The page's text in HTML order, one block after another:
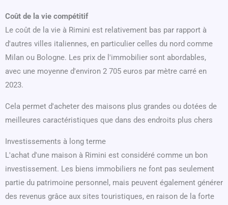
Coût de la vie compétitif
Le coût de la vie à Rimini est relativement bas par rapport à
d'autres villes italiennes, en particulier celles du nord comme
Milan ou Bologne. Les prix de l'immobilier sont abordables,
avec une moyenne d'environ 2 705 euros par mètre carré en
2023.
Cela permet d'acheter des maisons plus grandes ou dotées de
meilleures caractéristiques que dans des endroits plus chers
Investissements à long terme
L'achat d'une maison à Rimini est considéré comme un bon
investissement. Les biens immobiliers ne font pas seulement
partie du patrimoine personnel, mais peuvent également générer
des revenus grâce aux sites touristiques, en raison de la forte